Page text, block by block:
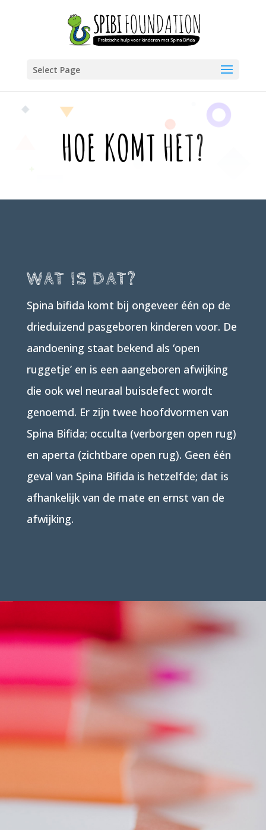
Select Page
HOE KOMT HET?
WAT IS DAT?
Spina bifida komt bij ongeveer één op de
drieduizend pasgeboren kinderen voor. De
aandoening staat bekend als ‘open
ruggetje’ en is een aangeboren afwijking
die ook wel neuraal buisdefect wordt
genoemd. Er zijn twee hoofdvormen van
Spina Bifida; occulta (verborgen open rug)
en aperta (zichtbare open rug). Geen één
geval van Spina Bifida is hetzelfde; dat is
afhankelijk van de mate en ernst van de
afwijking.